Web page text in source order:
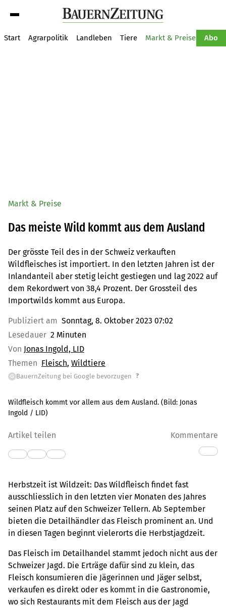
Start Agrarpolitik Landleben Tiere Markt & Preise Abo
Markt & Preise
Das meiste Wild kommt aus dem Ausland
Der grösste Teil des in der Schweiz verkauften
Wildfleisches ist importiert. In den letzten Jahren ist der
Inlandanteil aber stetig leicht gestiegen und lag 2022 auf
dem Rekordwert von 38,4 Prozent. Der Grossteil des
Importwilds kommt aus Europa.
Publiziert am Sonntag, 8. Oktober 2023 07:02
Lesedauer 2 Minuten
Von Jonas Ingold, LID
Themen Fleisch Wildtiere
G BauernZeitung bei Google bevorzugen ?
Wildfleisch kommt vor allem aus dem Ausland. (Bild: Jonas
Ingold / LID)
Artikel teilen Kommentare
Herbstzeit ist Wildzeit: Das Wildfleisch findet fast
ausschliesslich in den letzten vier Monaten des Jahres
seinen Platz auf den Schweizer Tellern. Ab September
bieten die Detailhändler das Fleisch prominent an. Und
in diesen Tagen beginnt vielerorts die Herbstjagdzeit.
Das Fleisch im Detailhandel stammt jedoch nicht aus der
Schweizer Jagd. Die Erträge dafür sind zu klein, das
Fleisch konsumieren die Jägerinnen und Jäger selbst,
verkaufen es direkt oder es kommt in die Gastronomie,
wo sich Restaurants mit dem Fleisch aus der Jagd